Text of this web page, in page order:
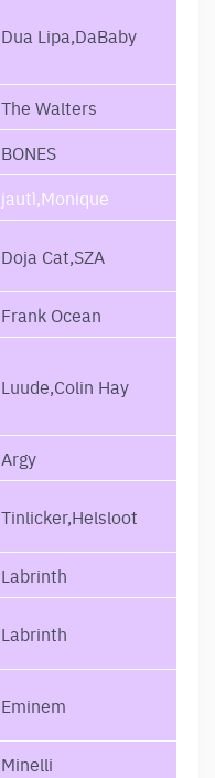
Dua Lipa,DaBaby
The Walters
BONES
jautì,Monique
Doja Cat,SZA
Frank Ocean
Luude,Colin Hay
Argy
Tinlicker,Helsloot
Labrinth
Labrinth
Eminem
Minelli